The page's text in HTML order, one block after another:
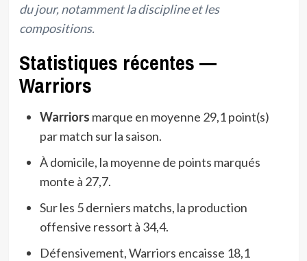
du jour, notamment la discipline et les
compositions.
Statistiques récentes —
Warriors
Warriors marque en moyenne 29,1 point(s)
par match sur la saison.
À domicile, la moyenne de points marqués
monte à 27,7.
Sur les 5 derniers matchs, la production
offensive ressort à 34,4.
Défensivement, Warriors encaisse 18,1